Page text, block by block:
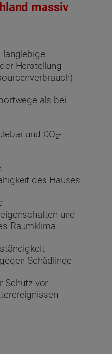
massiv
langlebige
Herstellung
als bei
und CO2-
des Hauses
und
Raumklima
Schädlinge
Schutz vor